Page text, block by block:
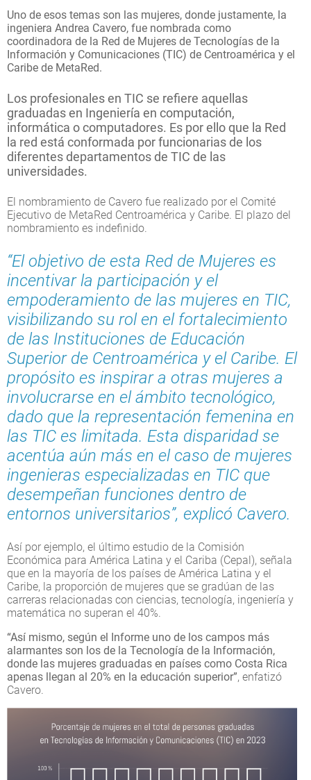
Uno de esos temas son las mujeres, donde justamente, la
ingeniera Andrea Cavero, fue nombrada como
coordinadora de la Red de Mujeres de Tecnologías de la
Información y Comunicaciones (TIC) de Centroamérica y el
Caribe de MetaRed.
Los profesionales en TIC se refiere aquellas
graduadas en Ingeniería en computación,
informática o computadores. Es por ello que la Red
la red está conformada por funcionarias de los
diferentes departamentos de TIC de las
universidades.
El nombramiento de Cavero fue realizado por el Comité
Ejecutivo de MetaRed Centroamérica y Caribe. El plazo del
nombramiento es indefinido.
“El objetivo de esta Red de Mujeres es
incentivar la participación y el
empoderamiento de las mujeres en TIC,
visibilizando su rol en el fortalecimiento
de las Instituciones de Educación
Superior de Centroamérica y el Caribe. El
propósito es inspirar a otras mujeres a
involucrarse en el ámbito tecnológico,
dado que la representación femenina en
las TIC es limitada. Esta disparidad se
acentúa aún más en el caso de mujeres
ingenieras especializadas en TIC que
desempeñan funciones dentro de
entornos universitarios”, explicó Cavero.
Así por ejemplo, el último estudio de la Comisión
Económica para América Latina y el Cariba (Cepal), señala
que en la mayoría de los países de América Latina y el
Caribe, la proporción de mujeres que se gradúan de las
carreras relacionadas con ciencias, tecnología, ingeniería y
matemática no superan el 40%.
“Así mismo, según el Informe uno de los campos más
alarmantes son los de la Tecnología de la Información,
donde las mujeres graduadas en países como Costa Rica
apenas llegan al 20% en la educación superior”, enfatizó
Cavero.